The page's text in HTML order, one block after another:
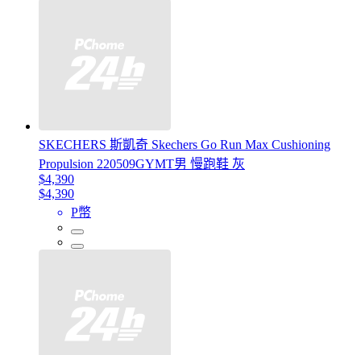
SKECHERS 斯凱奇 Skechers Go Run Max Cushioning
Propulsion 220509GYMT男 慢跑鞋 灰
$4,390
$4,390
P幣